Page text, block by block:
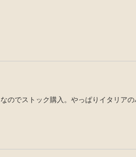
のでストック購入。やっぱりイタリア